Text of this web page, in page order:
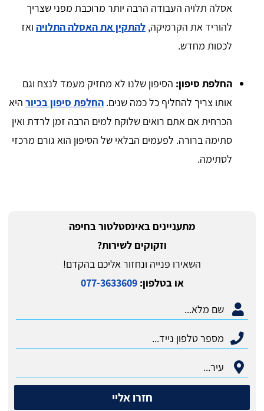
אסלה תלויה העבודה הרבה יותר מרוכבת מפני שצריך
להוריד את הקרמיקה, להתקין את האסלה התלויה ואז
לכסות מחדש.
החלפת סיפון: הסיפון שלנו לא מחזיק מעמד לנצח וגם
אותו צריך להחליף כל כמה שנים. החלפת סיפון בכיור היא
הכרחית אם אתם רואים שלוקח למים הרבה זמן לרדת ואין
סתימה ברורה. לפעמים הבלאי של הסיפון הוא גורם מרכזי
לסתימה.
מתעניינים באינסטלטור בחיפה
וזקוקים לשירות?
השאירו פנייה ונחזור אליכם בהקדם!
או בטלפון:077-3633609
חזרו אליי